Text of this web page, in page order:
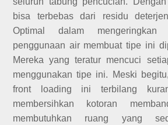
bisa terbebas dari residu
Optimal dalam mengeringkan
penggunaan air membuat tipe ini
Mereka yang teratur mencuci
menggunakan tipe ini. Meski
front loading ini terbilang
membersihkan kotoran
membutuhkan ruang yang